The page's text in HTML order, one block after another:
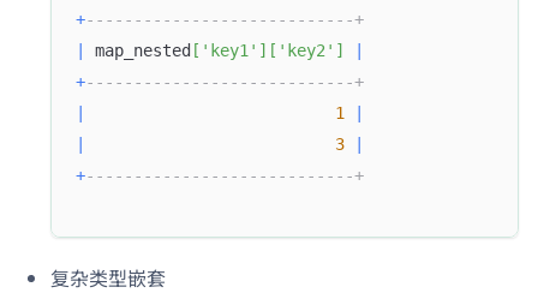
+----------------------------+
map_nested [ 'key1' ] [ 'key2' ]
+----------------------------+
1
3
+----------------------------+
复杂类型嵌套